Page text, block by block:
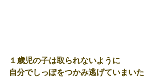
１歳児の子は取られないように
自分でしっぽをつかみ逃げていまいた